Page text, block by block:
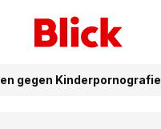
gegen Kinderpornografie